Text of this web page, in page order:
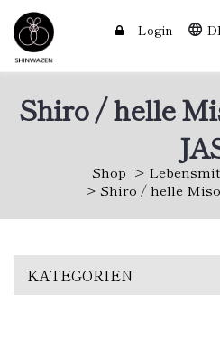
Login
Shiro / helle
Shop
Shiro / helle
KATEGORIEN